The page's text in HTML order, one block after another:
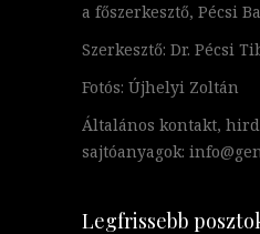
a főszerkesztő, Pécsi
Szerkesztő: Dr. Pécsi
Fotós: Újhelyi Zoltán
Általános kontakt,
sajtóanyagok:
Legfrissebb